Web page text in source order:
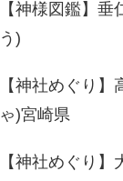
【神様図鑑】
う)
【神社めぐり
ゃ)宮崎県
【神社めぐり